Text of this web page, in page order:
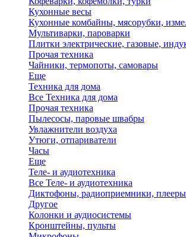
Кухонные весы
Кухонные комбайны, мясорубки,
Мультиварки, пароварки
Плитки электрические, газовые,
Прочая техника
Чайники, термопоты, самовары
Еще
Техника для дома
Все Техника для дома
Прочая техника
Пылесосы, паровые швабры
Увлажнители воздуха
Утюги, отпариватели
Часы
Еще
Теле- и аудиотехника
Все Теле- и аудиотехника
Диктофоны, радиоприемники, плееры
Другое
Колонки и аудиосистемы
Кронштейны, пульты